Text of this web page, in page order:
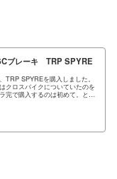
ブレーキ TRP SPYRE
TRP SPYREを購入しました。
クロスバイクについていたのを
完で購入するのは初めて。とい